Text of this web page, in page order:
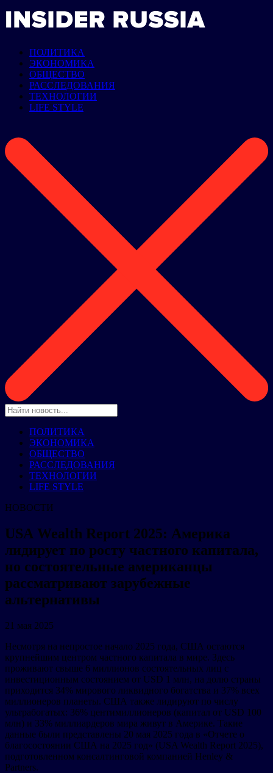
ПОЛИТИКА
ЭКОНОМИКА
ОБЩЕСТВО
РАССЛЕДОВАНИЯ
ТЕХНОЛОГИИ
LIFE STYLE
ПОЛИТИКА
ЭКОНОМИКА
ОБЩЕСТВО
РАССЛЕДОВАНИЯ
ТЕХНОЛОГИИ
LIFE STYLE
НОВОСТИ
USA Wealth Report 2025: Америка
лидирует по росту частного капитала,
но состоятельные американцы
рассматривают зарубежные
альтернативы
21 мая 2025
Несмотря на непростое начало 2025 года, США остаются
крупнейшим центром частного капитала в мире. Здесь
проживают свыше 6 миллионов состоятельных лиц с
инвестиционным состоянием от USD 1 млн, на долю страны
приходится 34% мирового ликвидного богатства и 37% всех
миллионеров планеты. США также лидируют по числу
ультрабогатых: 36% центимиллионеров (капитал от USD 100
млн) и 33% миллиардеров мира живут в Америке. Такие
данные были представлены 20 мая 2025 года в «Отчете о
благосостоянии США на 2025 год» (USA Wealth Report 2025),
подготовленном консалтинговой компанией Henley &
Partners.